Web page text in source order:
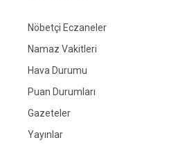
Nöbetçi Eczaneler
Namaz Vakitleri
Hava Durumu
Puan Durumları
Gazeteler
Yayınlar